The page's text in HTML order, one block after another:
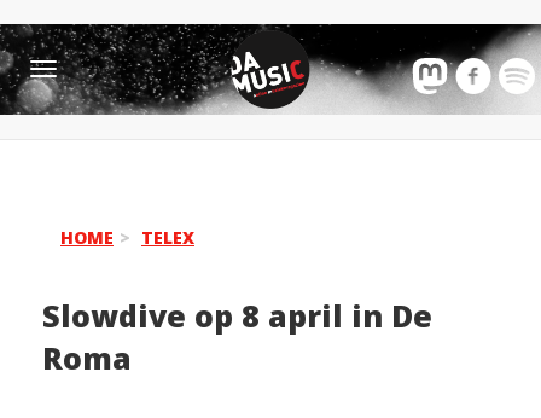
Toggle
navigation
HOME TELEX
Slowdive op 8 april in De
Roma